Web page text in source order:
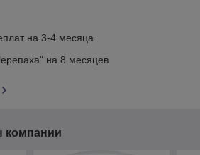
на 3-4 месяца
на 8 месяцев
компании